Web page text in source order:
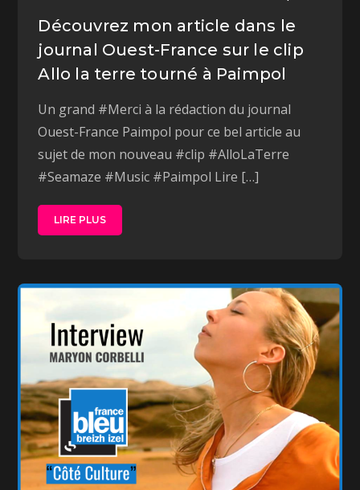
Découvrez mon article dans le
journal Ouest-France sur le clip
Allo la terre tourné à Paimpol
Un grand #Merci à la rédaction du journal
Ouest-France Paimpol pour ce bel article au
sujet de mon nouveau #clip #AlloLaTerre
#Seamaze #Music #Paimpol Lire […]
LIRE PLUS